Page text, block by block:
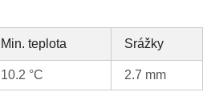
Min. teplota Srážky
10.2 °C 2.7 mm